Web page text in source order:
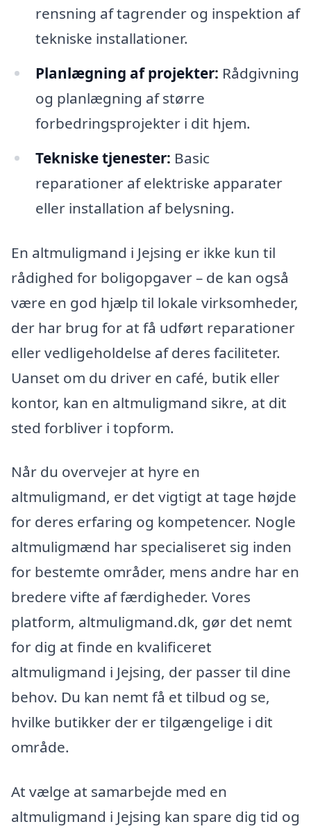
rensning af tagrender og inspektion af
tekniske installationer.
Planlægning af projekter: Rådgivning
og planlægning af større
forbedringsprojekter i dit hjem.
Tekniske tjenester: Basic
reparationer af elektriske apparater
eller installation af belysning.
En altmuligmand i Jejsing er ikke kun til
rådighed for boligopgaver – de kan også
være en god hjælp til lokale virksomheder,
der har brug for at få udført reparationer
eller vedligeholdelse af deres faciliteter.
Uanset om du driver en café, butik eller
kontor, kan en altmuligmand sikre, at dit
sted forbliver i topform.
Når du overvejer at hyre en
altmuligmand, er det vigtigt at tage højde
for deres erfaring og kompetencer. Nogle
altmuligmænd har specialiseret sig inden
for bestemte områder, mens andre har en
bredere vifte af færdigheder. Vores
platform, altmuligmand.dk, gør det nemt
for dig at finde en kvalificeret
altmuligmand i Jejsing, der passer til dine
behov. Du kan nemt få et tilbud og se,
hvilke butikker der er tilgængelige i dit
område.
At vælge at samarbejde med en
altmuligmand i Jejsing kan spare dig tid og